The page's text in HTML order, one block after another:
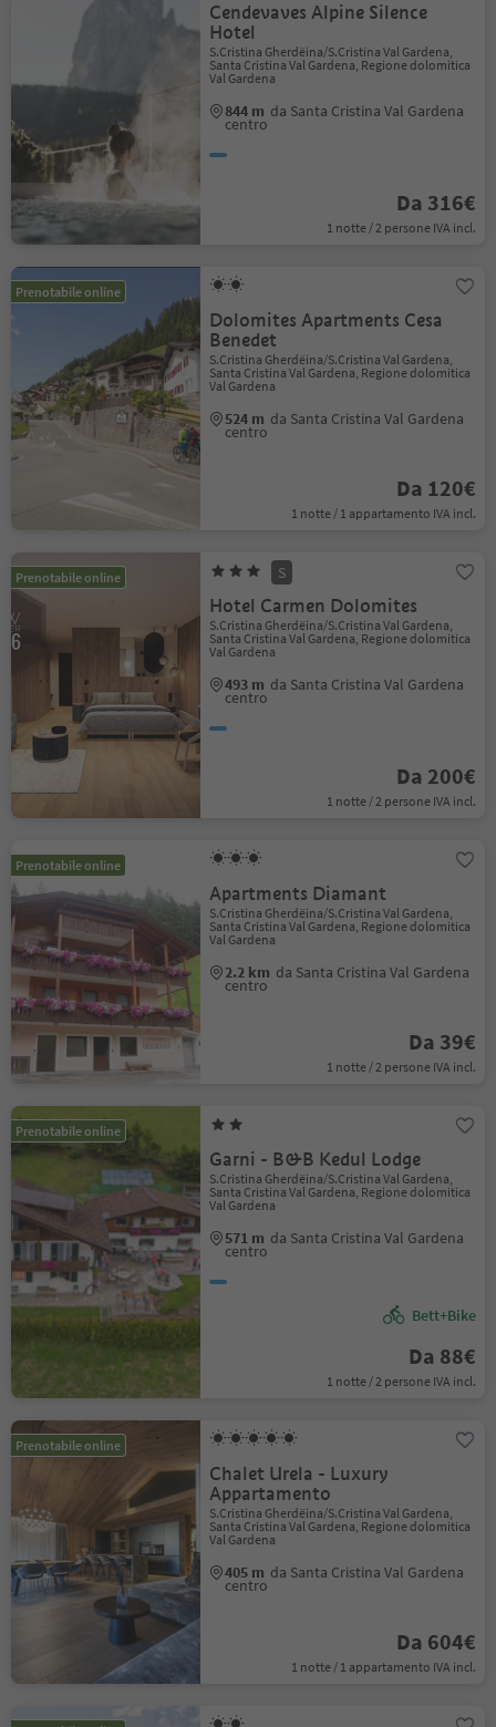
Cendevaves Alpine Silence
Hotel
S.Cristina Gherdëina/S.Cristina Val Gardena,
Santa Cristina Val Gardena, Regione dolomitica
Val Gardena
844 m da Santa Cristina Val Gardena
centro
Da 316€
1 notte / 2 persone IVA incl.
Prenotabile online
Dolomites Apartments Cesa
Benedet
S.Cristina Gherdëina/S.Cristina Val Gardena,
Santa Cristina Val Gardena, Regione dolomitica
Val Gardena
524 m da Santa Cristina Val Gardena
centro
Da 120€
1 notte / 1 appartamento IVA incl.
Prenotabile online S
Hotel Carmen Dolomites
S.Cristina Gherdëina/S.Cristina Val Gardena,
Santa Cristina Val Gardena, Regione dolomitica
Val Gardena
493 m da Santa Cristina Val Gardena
centro
Da 200€
1 notte / 2 persone IVA incl.
Prenotabile online
Apartments Diamant
S.Cristina Gherdëina/S.Cristina Val Gardena,
Santa Cristina Val Gardena, Regione dolomitica
Val Gardena
2.2 km da Santa Cristina Val Gardena
centro
Da 39€
1 notte / 2 persone IVA incl.
Prenotabile online
Garni - B&B Kedul Lodge
S.Cristina Gherdëina/S.Cristina Val Gardena,
Santa Cristina Val Gardena, Regione dolomitica
Val Gardena
571 m da Santa Cristina Val Gardena
centro
Bett+Bike
Da 88€
1 notte / 2 persone IVA incl.
Prenotabile online
Chalet Urela - Luxury
Appartamento
S.Cristina Gherdëina/S.Cristina Val Gardena,
Santa Cristina Val Gardena, Regione dolomitica
Val Gardena
405 m da Santa Cristina Val Gardena
centro
Da 604€
1 notte / 1 appartamento IVA incl.